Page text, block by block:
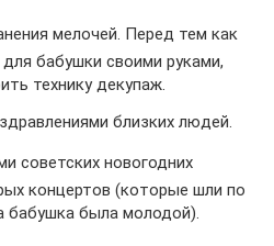
мелочей. Перед тем как
бабушки своими руками,
технику декупаж.
близких людей.
советских новогодних
концертов (которые шли по
бабушка была молодой).